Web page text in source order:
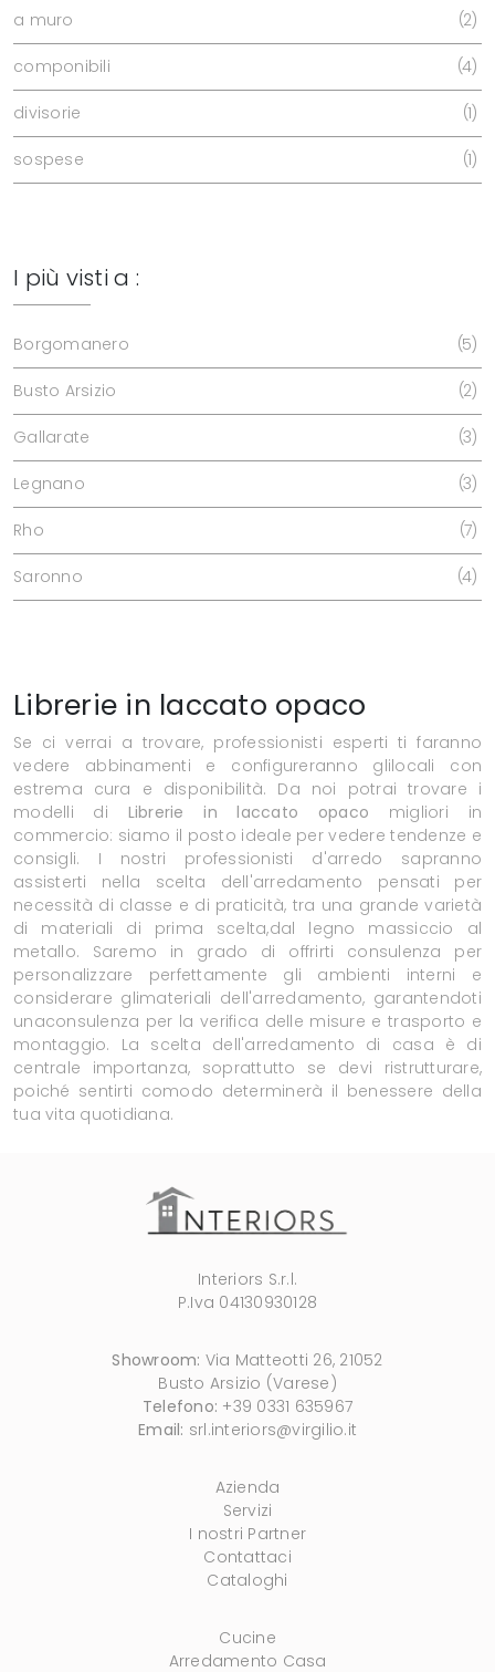
a muro 2
componibili 4
divisorie 1
sospese 1
I più visti a :
Borgomanero 5
Busto Arsizio 2
Gallarate 3
Legnano 3
Rho 7
Saronno 4
Librerie in laccato opaco
Se ci verrai a trovare, professionisti esperti ti faranno
vedere abbinamenti e configureranno glilocali con
estrema cura e disponibilità. Da noi potrai trovare i
modelli di Librerie in laccato opaco migliori in
commercio: siamo il posto ideale per vedere tendenze e
consigli. I nostri professionisti d'arredo sapranno
assisterti nella scelta dell'arredamento pensati per
necessità di classe e di praticità, tra una grande varietà
di materiali di prima scelta,dal legno massiccio al
metallo. Saremo in grado di offrirti consulenza per
personalizzare perfettamente gli ambienti interni e
considerare glimateriali dell'arredamento, garantendoti
unaconsulenza per la verifica delle misure e trasporto e
montaggio. La scelta dell'arredamento di casa è di
centrale importanza, soprattutto se devi ristrutturare,
poiché sentirti comodo determinerà il benessere della
tua vita quotidiana.
Interiors S.r.l.
P.Iva 04130930128
Showroom: Via Matteotti 26, 21052
Busto Arsizio (Varese)
Telefono: +39 0331 635967
Email: srl.interiors@virgilio.it
Azienda
Servizi
I nostri Partner
Contattaci
Cataloghi
Cucine
Arredamento Casa